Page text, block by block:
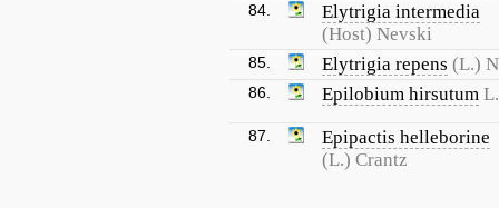
84.
Elytrigia intermedia
(Host) Nevski
85. Elytrigia repens (L.)
86. Epilobium hirsutum L.
87.
Epipactis helleborine
(L.) Crantz